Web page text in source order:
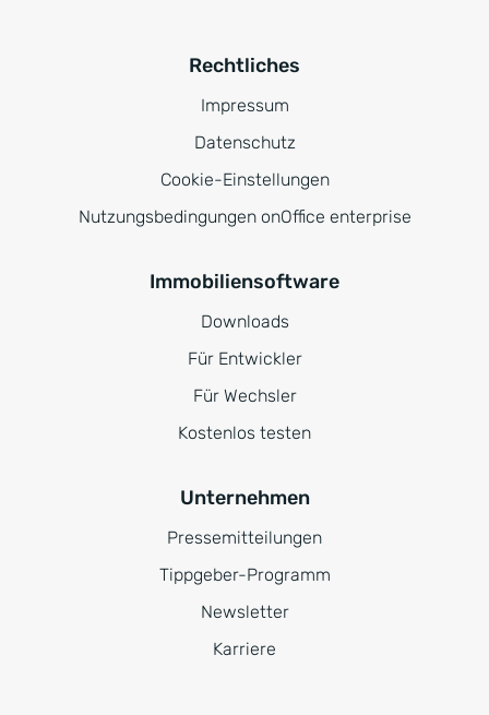
Rechtliches
Impressum
Datenschutz
Cookie-Einstellungen
Nutzungsbedingungen onOffice enterprise
Immobiliensoftware
Downloads
Für Entwickler
Für Wechsler
Kostenlos testen
Unternehmen
Pressemitteilungen
Tippgeber-Programm
Newsletter
Karriere